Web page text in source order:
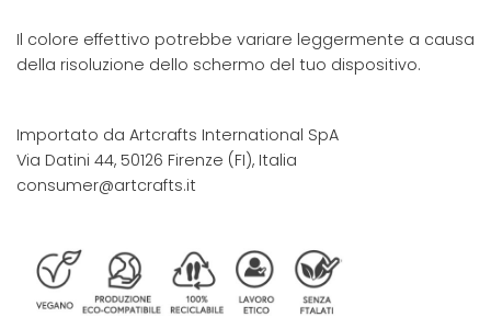
Il colore effettivo potrebbe variare leggermente a causa
della risoluzione dello schermo del tuo dispositivo.
Importato da Artcrafts International SpA
Via Datini 44, 50126 Firenze (FI), Italia
consumer@artcrafts.it